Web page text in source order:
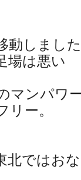
動しまし
場は悪い
マンパワ
リー。
北ではお